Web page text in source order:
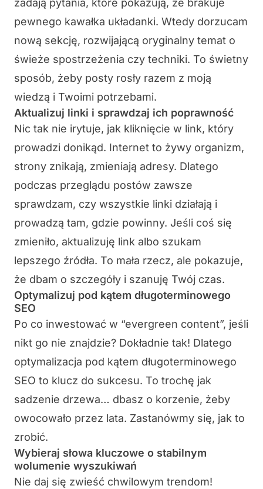
zadają pytania, które pokazują, że brakuje
pewnego kawałka układanki. Wtedy dorzucam
nową sekcję, rozwijającą oryginalny temat o
świeże spostrzeżenia czy techniki. To świetny
sposób, żeby posty rosły razem z moją
wiedzą i Twoimi potrzebami.
Aktualizuj linki i sprawdzaj ich poprawność
Nic tak nie irytuje, jak kliknięcie w link, który
prowadzi donikąd. Internet to żywy organizm,
strony znikają, zmieniają adresy. Dlatego
podczas przeglądu postów zawsze
sprawdzam, czy wszystkie linki działają i
prowadzą tam, gdzie powinny. Jeśli coś się
zmieniło, aktualizuję link albo szukam
lepszego źródła. To mała rzecz, ale pokazuje,
że dbam o szczegóły i szanuję Twój czas.
Optymalizuj pod kątem długoterminowego
SEO
Po co inwestować w “evergreen content”, jeśli
nikt go nie znajdzie? Dokładnie tak! Dlatego
optymalizacja pod kątem długoterminowego
SEO to klucz do sukcesu. To trochę jak
sadzenie drzewa… dbasz o korzenie, żeby
owocowało przez lata. Zastanówmy się, jak to
zrobić.
Wybieraj słowa kluczowe o stabilnym
wolumenie wyszukiwań
Nie daj się zwieść chwilowym trendom!